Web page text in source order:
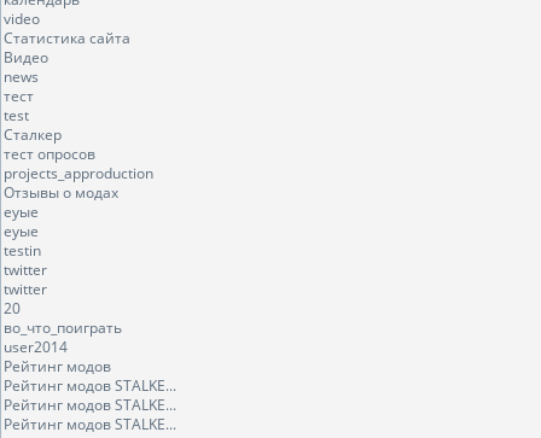
video
Статистика сайта
Видео
news
тест
test
Сталкер
тест опросов
projects_approduction
Отзывы о модах
еуые
еуые
testin
twitter
twitter
20
во_что_поиграть
user2014
Рейтинг модов
Рейтинг модов STALKE...
Рейтинг модов STALKE...
Рейтинг модов STALKE...